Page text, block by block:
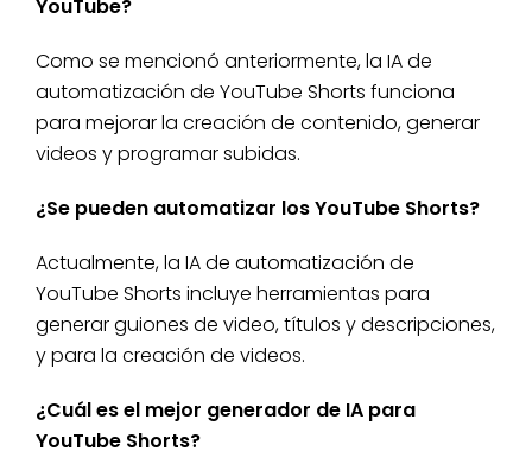
YouTube?
Como se mencionó anteriormente, la IA de
automatización de YouTube Shorts funciona
para mejorar la creación de contenido, generar
videos y programar subidas.
¿Se pueden automatizar los YouTube Shorts?
Actualmente, la IA de automatización de
YouTube Shorts incluye herramientas para
generar guiones de video, títulos y descripciones,
y para la creación de videos.
¿Cuál es el mejor generador de IA para
YouTube Shorts?